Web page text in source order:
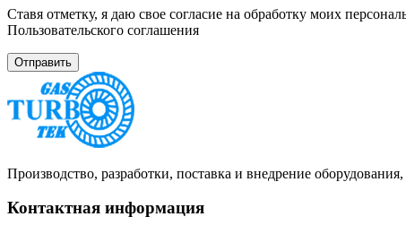
Ставя отметку, я даю свое согласие на обработку моих
Пользовательского соглашения
Производство, разработки, поставка и внедрение
Контактная информация